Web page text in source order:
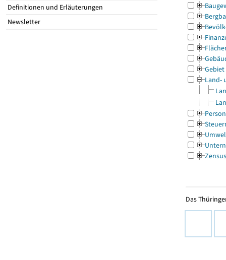
Definitionen und Erläuterungen
Newsletter
Gebiet
Land-
Zensus
Das